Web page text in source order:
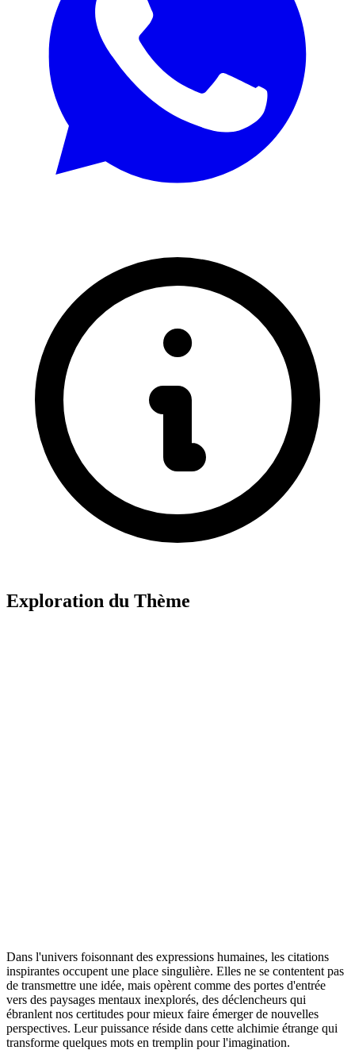
Exploration du Thème
Dans l'univers foisonnant des expressions humaines, les citations
inspirantes occupent une place singulière. Elles ne se contentent pas
de transmettre une idée, mais opèrent comme des portes d'entrée
vers des paysages mentaux inexplorés, des déclencheurs qui
ébranlent nos certitudes pour mieux faire émerger de nouvelles
perspectives. Leur puissance réside dans cette alchimie étrange qui
transforme quelques mots en tremplin pour l'imagination.